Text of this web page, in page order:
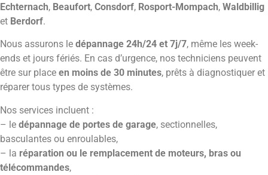
Echternach, Beaufort, Consdorf, Rosport-Mompach, Waldbillig
et Berdorf.
Nous assurons le dépannage 24h/24 et 7j/7, même les week-
ends et jours fériés. En cas d’urgence, nos techniciens peuvent
être sur place en moins de 30 minutes, prêts à diagnostiquer et
réparer tous types de systèmes.
Nos services incluent :
– le dépannage de portes de garage, sectionnelles,
basculantes ou enroulables,
– la réparation ou le remplacement de moteurs, bras ou
télécommandes,